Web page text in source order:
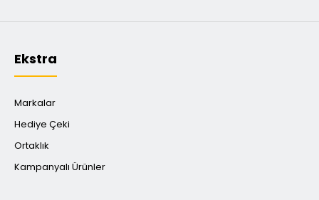
Ekstra
Markalar
Hediye Çeki
Ortaklık
Kampanyalı Ürünler